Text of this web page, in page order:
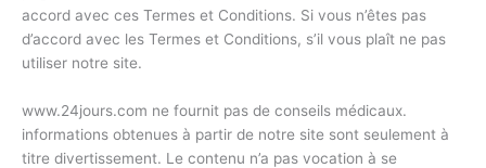
accord avec ces Termes et Conditions. Si vous n’êtes pas
d’accord avec les Termes et Conditions, s’il vous plaît ne pas
utiliser notre site.
www.24jours.com ne fournit pas de conseils médicaux.
informations obtenues à partir de notre site sont seulement à
titre divertissement. Le contenu n’a pas vocation à se